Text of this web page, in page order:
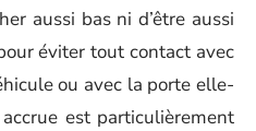
aussi bas ni d’être aussi
éviter tout contact avec
ou avec la porte elle-
est particulièrement